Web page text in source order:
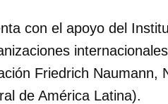
como favorito
poder guardar como favorito,
de 14ymedio.
con el apoyo del
Friedrich Naumann,
de América Latina).